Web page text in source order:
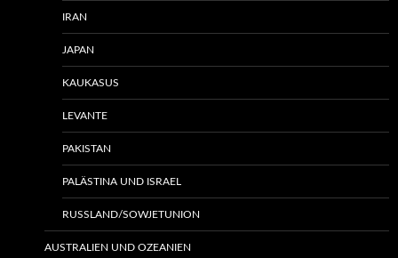
IRAN
JAPAN
KAUKASUS
LEVANTE
PAKISTAN
PALÄSTINA UND ISRAEL
RUSSLAND/SOWJETUNION
AUSTRALIEN UND OZEANIEN